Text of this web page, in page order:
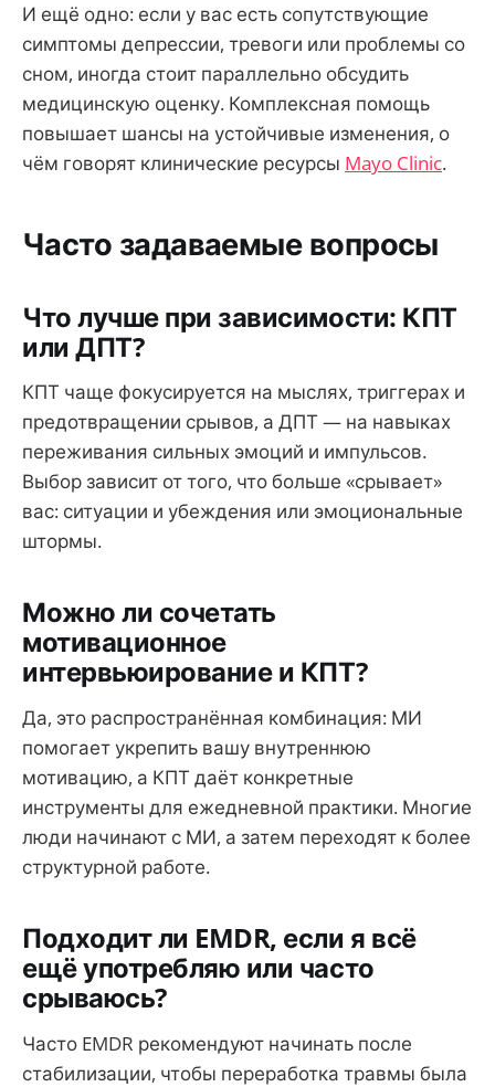
И ещё одно: если у вас есть сопутствующие
симптомы депрессии, тревоги или проблемы со
сном, иногда стоит параллельно обсудить
медицинскую оценку. Комплексная помощь
повышает шансы на устойчивые изменения, о
чём говорят клинические ресурсы Mayo Clinic.
Часто задаваемые вопросы
Что лучше при зависимости: КПТ
или ДПТ?
КПТ чаще фокусируется на мыслях, триггерах и
предотвращении срывов, а ДПТ — на навыках
переживания сильных эмоций и импульсов.
Выбор зависит от того, что больше «срывает»
вас: ситуации и убеждения или эмоциональные
штормы.
Можно ли сочетать
мотивационное
интервьюирование и КПТ?
Да, это распространённая комбинация: МИ
помогает укрепить вашу внутреннюю
мотивацию, а КПТ даёт конкретные
инструменты для ежедневной практики. Многие
люди начинают с МИ, а затем переходят к более
структурной работе.
Подходит ли EMDR, если я всё
ещё употребляю или часто
срываюсь?
Часто EMDR рекомендуют начинать после
стабилизации, чтобы переработка травмы была